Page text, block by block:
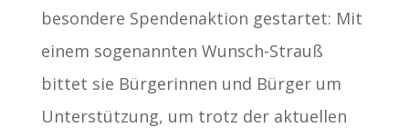
besondere Spendenaktion gestartet: Mit
einem sogenannten Wunsch-Strauß
bittet sie Bürgerinnen und Bürger um
Unterstützung, um trotz der aktuellen